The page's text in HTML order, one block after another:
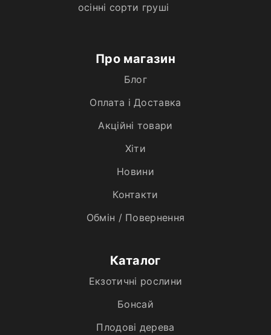
осінні сорти груші
Про магазин
Блог
Оплата і Доставка
Акційні товари
Хiти
Новини
Контакти
Обмін / Повернення
Каталог
Екзотичні рослини
Бонсай
Плодові дерева